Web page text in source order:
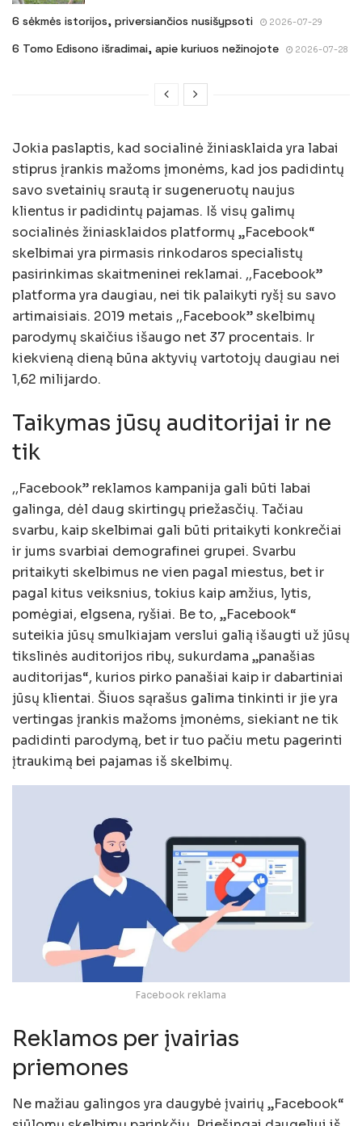
6 sėkmės istorijos, priversiančios nusišypsoti 2026-07-29
6 Tomo Edisono išradimai, apie kuriuos nežinojote 2026-07-28
Jokia paslaptis, kad socialinė žiniasklaida yra labai
stiprus įrankis mažoms įmonėms, kad jos padidintų
savo svetainių srautą ir sugeneruotų naujus
klientus ir padidintų pajamas. Iš visų galimų
socialinės žiniasklaidos platformų „Facebook“
skelbimai yra pirmasis rinkodaros specialistų
pasirinkimas skaitmeninei reklamai. ,,Facebook”
platforma yra daugiau, nei tik palaikyti ryšį su savo
artimaisiais. 2019 metais ,,Facebook” skelbimų
parodymų skaičius išaugo net 37 procentais. Ir
kiekvieną dieną būna aktyvių vartotojų daugiau nei
1,62 milijardo.
Taikymas jūsų auditorijai ir ne
tik
,,Facebook” reklamos kampanija gali būti labai
galinga, dėl daug skirtingų priežasčių. Tačiau
svarbu, kaip skelbimai gali būti pritaikyti konkrečiai
ir jums svarbiai demografinei grupei. Svarbu
pritaikyti skelbimus ne vien pagal miestus, bet ir
pagal kitus veiksnius, tokius kaip amžius, lytis,
pomėgiai, elgsena, ryšiai. Be to, „Facebook“
suteikia jūsų smulkiajam verslui galią išaugti už jūsų
tikslinės auditorijos ribų, sukurdama „panašias
auditorijas“, kurios pirko panašiai kaip ir dabartiniai
jūsų klientai. Šiuos sąrašus galima tinkinti ir jie yra
vertingas įrankis mažoms įmonėms, siekiant ne tik
padidinti parodymą, bet ir tuo pačiu metu pagerinti
įtraukimą bei pajamas iš skelbimų.
Facebook reklama
Reklamos per įvairias
priemones
Ne mažiau galingos yra daugybė įvairių „Facebook“